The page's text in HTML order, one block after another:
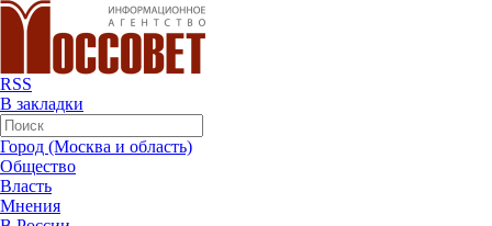
RSS
В закладки
Город (Москва и область)
Общество
Власть
Мнения